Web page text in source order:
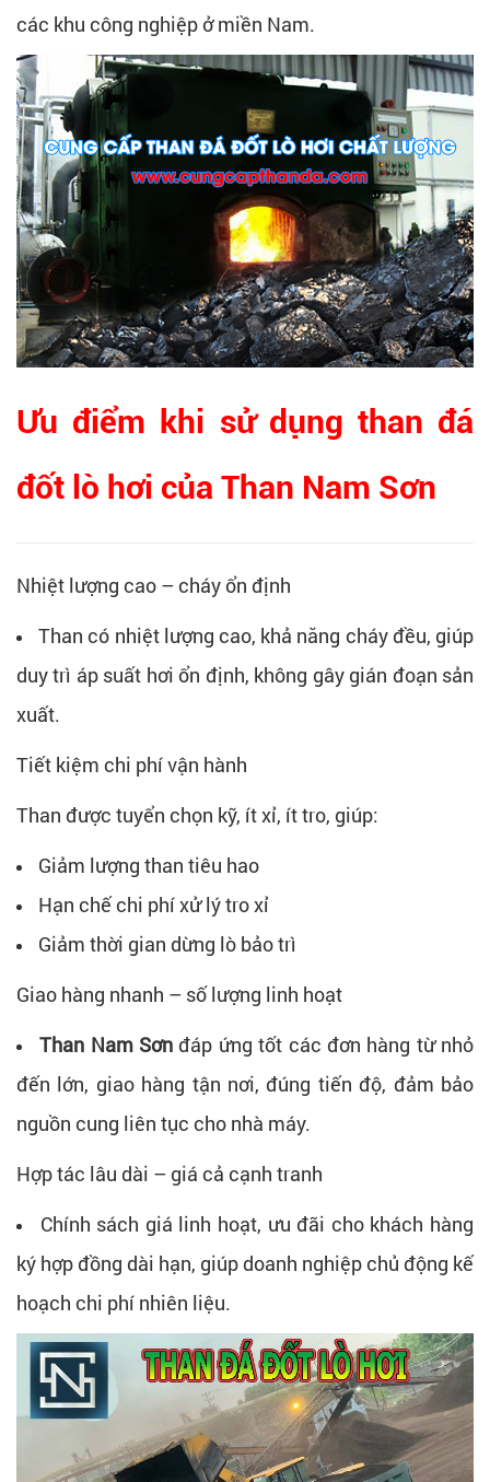
các khu công nghiệp ở miền Nam.
Ưu điểm khi sử dụng than đá
đốt lò hơi của Than Nam Sơn
Nhiệt lượng cao – cháy ổn định
Than có nhiệt lượng cao, khả năng cháy đều, giúp
duy trì áp suất hơi ổn định, không gây gián đoạn sản
xuất.
Tiết kiệm chi phí vận hành
Than được tuyển chọn kỹ, ít xỉ, ít tro, giúp:
Giảm lượng than tiêu hao
Hạn chế chi phí xử lý tro xỉ
Giảm thời gian dừng lò bảo trì
Giao hàng nhanh – số lượng linh hoạt
Than Nam Sơn đáp ứng tốt các đơn hàng từ nhỏ
đến lớn, giao hàng tận nơi, đúng tiến độ, đảm bảo
nguồn cung liên tục cho nhà máy.
Hợp tác lâu dài – giá cả cạnh tranh
Chính sách giá linh hoạt, ưu đãi cho khách hàng
ký hợp đồng dài hạn, giúp doanh nghiệp chủ động kế
hoạch chi phí nhiên liệu.